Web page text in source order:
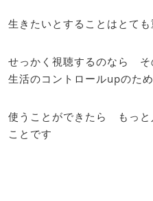
生きたいとすることはとて
せっかく視聴するのなら そ
生活のコントロールupのた
使うことができたら もっと
ことです